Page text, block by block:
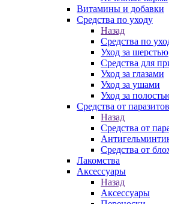
Витамины и добавки
Средства по уходу
Назад
Средства по
Уход за шерстью
Средства для
Уход за глазами
Уход за ушами
Уход за
Средства от паразитов
Назад
Средства от
Средства от
Лакомства
Аксессуары
Назад
Аксессуары